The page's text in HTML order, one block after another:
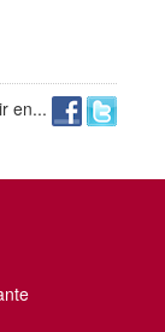
en...